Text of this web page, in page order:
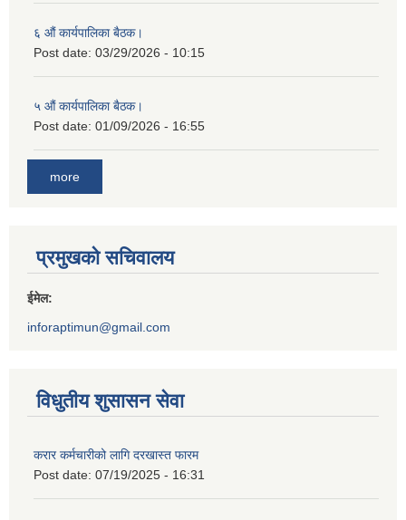
६ औं कार्यपालिका बैठक।
Post date: 03/29/2026 - 10:15
५ औं कार्यपालिका बैठक।
Post date: 01/09/2026 - 16:55
more
प्रमुखको सचिवालय
ईमेल:
inforaptimun@gmail.com
विधुतीय शुसासन सेवा
करार कर्मचारीको लागि दरखास्त फारम
Post date: 07/19/2025 - 16:31